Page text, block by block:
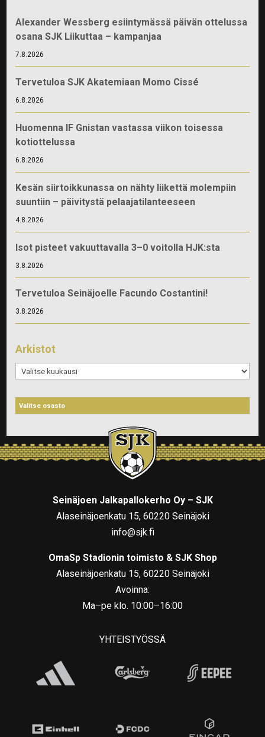
Alexander Wessberg esiintymässä päivän ottelussa
osana SJK Liikuttaa – kampanjaa
7.8.2026
Tervetuloa SJK Akatemiaan Momo Cissé
6.8.2026
Huomenna IF Gnistan vastassa viikon toisessa
kotiottelussa
6.8.2026
Kesän siirtoikkunassa on nähty liikettä molempiin
suuntiin – päivitystä pelaajatilanteeseen
4.8.2026
Isot pisteet vakuuttavalla 3–0 voitolla HJK:sta
3.8.2026
Tervetuloa Seinäjoelle Facundo Costantini!
3.8.2026
Arkistot
Arkistot
Seinäjoen Jalkapallokerho Oy – SJK
Alaseinäjoenkatu 15, 60220 Seinäjoki
info@sjk.fi
OmaSp Stadionin toimisto & SJK Shop
Alaseinäjoenkatu 15, 60220 Seinäjoki
Avoinna:
Ma–pe klo. 10:00–16:00
YHTEISTYÖSSÄ